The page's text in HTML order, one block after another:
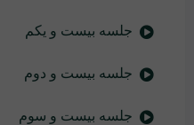
جلسه بیست و یکم
جلسه بیست و دوم
جلسه بیست و سوم